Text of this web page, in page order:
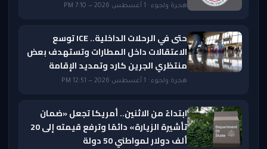
هجرة ولجوء · 1 أغسطس 2026 — 7:10 PM
حتى في الرحلات الداخلية.. ICE توسع
الاعتقالات داخل المطارات وتستهدف بعض
منتظري الجرين كارد وتمديد الإقامة
هجرة ولجوء · 1 أغسطس 2026 — 12:51 PM
ابتداءً من الاثنين.. أمريكا تجعل «ضمان
تأشيرة الزيارة» دائمًا وترفع قيمته إلى 20
ألف دولار لمواطني 50 دولة